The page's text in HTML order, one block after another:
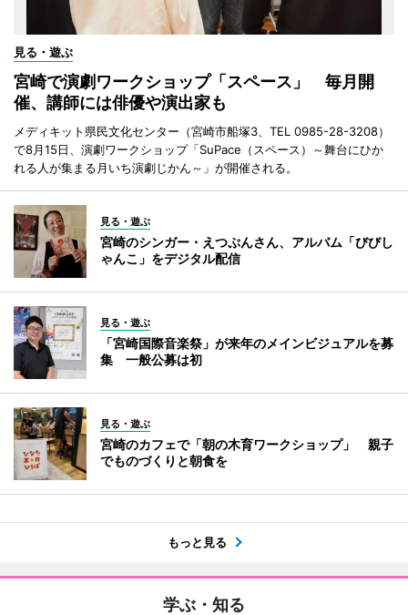
見る・遊ぶ
宮崎で演劇ワークショップ「スペース」 毎月開
催、講師には俳優や演出家も
メディキット県民文化センター（宮崎市船塚3、TEL 0985-28-3208）
で8月15日、演劇ワークショップ「SuPace（スペース）～舞台にひか
れる人が集まる月いち演劇じかん～」が開催される。
見る・遊ぶ
宮崎のシンガー・えつぷんさん、アルバム「びびし
ゃんこ」をデジタル配信
見る・遊ぶ
「宮崎国際音楽祭」が来年のメインビジュアルを募
集 一般公募は初
見る・遊ぶ
宮崎のカフェで「朝の木育ワークショップ」 親子
でものづくりと朝食を
もっと見る
学ぶ・知る